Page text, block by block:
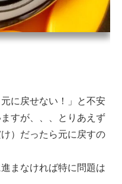
に戻せない！」と不安
すが、、、とりあえず
）だったら元に戻すの
まなければ特に問題は